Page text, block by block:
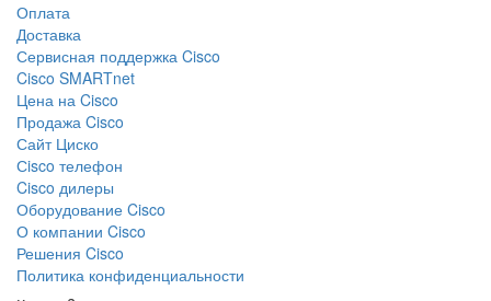
Оплата
Доставка
Сервисная поддержка Cisco
Cisco SMARTnet
Цена на Cisco
Продажа Cisco
Сайт Циско
Сisco телефон
Cisco дилеры
Оборудование Cisco
О компании Cisco
Решения Cisco
Политика конфиденциальности